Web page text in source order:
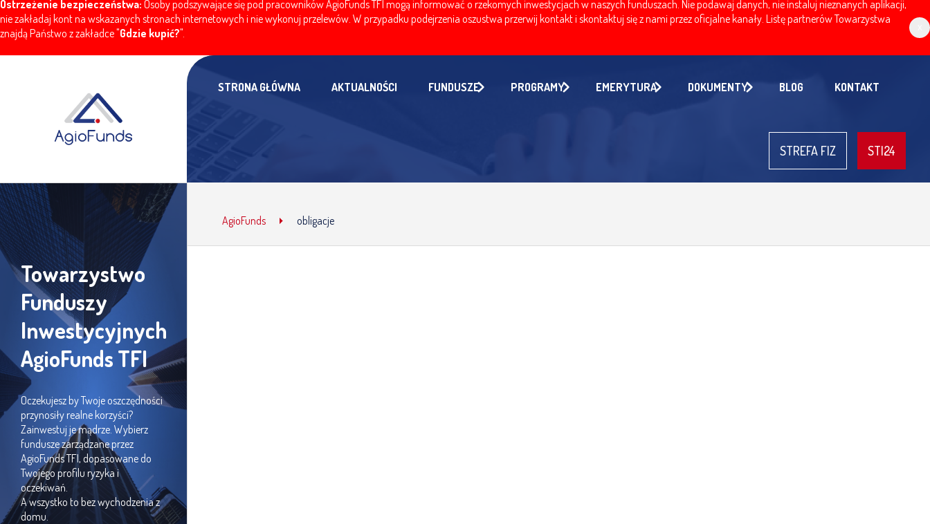
Ostrzeżenie bezpieczeństwa: Osoby podszywające się pod pracowników AgioFunds TFI mogą informować o rzekomych inwestycjach w naszych funduszach. Nie podawaj danych, nie instaluj nieznanych aplikacji,
nie zakładaj kont na wskazanych stronach internetowych i nie wykonuj przelewów. W przypadku podejrzenia oszustwa przerwij kontakt i skontaktuj się z nami przez oficjalne kanały. Listę partnerów Towarzystwa
znajdą Państwo z zakładce "Gdzie kupić?".
STRONA GŁÓWNA AKTUALNOŚCI FUNDUSZE PROGRAMY EMERYTURA DOKUMENTY BLOG KONTAKT
STREFA FIZ STI24
Towarzystwo
Funduszy
Inwestycyjnych
AgioFunds TFI
Oczekujesz by Twoje oszczędności
przynosiły realne korzyści?
Zainwestuj je mądrze. Wybierz
fundusze zarządzane przez
AgioFunds TFI, dopasowane do
Twojego profilu ryzyka i
oczekiwań.
A wszystko to bez wychodzenia z
domu.
AgioFunds obligacje